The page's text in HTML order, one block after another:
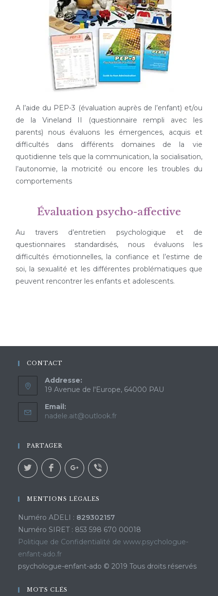
A l’aide du PEP-3 (évaluation auprès de l’enfant) et/ou
de la Vineland II (questionnaire rempli avec les
parents) nous évaluons les émergences, acquis et
difficultés dans différents domaines de la vie
quotidienne tels que la communication, la socialisation,
l’autonomie, la motricité ou encore les troubles du
comportements
Évaluation psycho-affective
Au travers d’entretien psychologique et de
questionnaires standardisés, nous évaluons les
difficultés émotionnelles, la confiance et l’estime de
soi, la sexualité et les différentes problématiques que
peuvent rencontrer les enfants et adolescents.
CONTACT
Addresse:
19 Avenue de l'Europe, 64000 PAU
Email:
nadele.ait@outlook.fr
PARTAGER
MENTIONS LÉGALES
Numéro ADELI : 829302157
Numéro SIRET : 853 598 670 00018
Politique de Confidentialité de www.psychologue-
enfant-ado.fr
psychologue-enfant-ado © 2019 Tous droits réservés
MOTS CLÉS